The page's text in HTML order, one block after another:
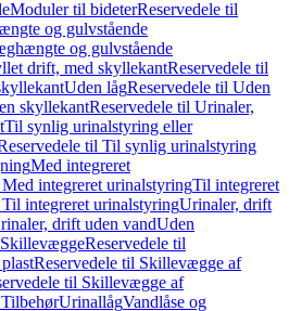
Moduler til bideterReservedele til
og gulvstående
og gulvstående
drift, med skyllekantReservedele til
Uden lågReservedele til Uden
skyllekantReservedele til Urinaler,
Til synlig urinalstyring eller
til Til synlig urinalstyring
Med integreret
integreret urinalstyringTil integreret
integreret urinalstyringUrinaler, drift
drift uden vandUden
SkillevæggeReservedele til
Reservedele til Skillevægge af
til Skillevægge af
UrinallågVandlåse og